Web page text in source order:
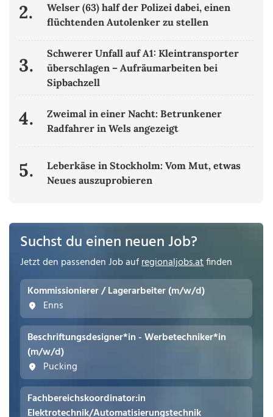
2.
Welser (63) half der Polizei dabei, einen
flüchtenden Autolenker zu stellen
3.
Schwerer Unfall auf A1: Kleintransporter
überschlagen – Aufräumarbeiten bei
Sipbachzell
4.
Zweimal in einer Nacht: Betrunkener
Radfahrer in Wels angezeigt
5.
Leberkäse in Stockholm: Vom Mut, etwas
Neues auszuprobieren
Suchst du einen neuen Job?
Jetzt den passenden Job aufregionaljobs.atfinden
Kommissionierer / Lagerarbeiter (m/w/d)
Enns
Beschriftungsdesigner*in - Werbetechniker*in
(m/w/d)
Pucking
Fachbereichskoordinator:in
Elektrotechnik/Automatisierungstechnik